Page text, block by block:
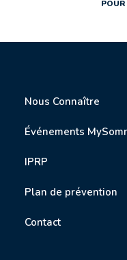
Nous Connaître
Événements
IPRP
Plan de prévention
Contact